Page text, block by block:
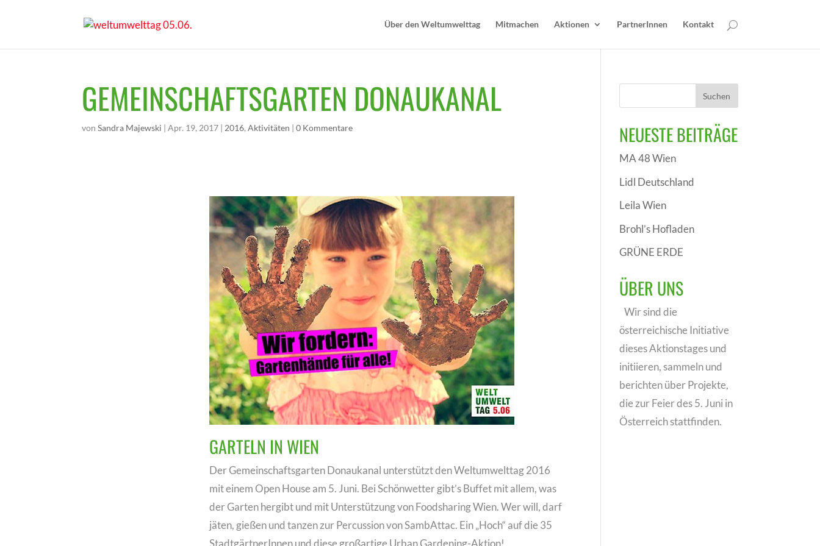
Über den Weltumwelttag Mitmachen Aktionen PartnerInnen Kontakt
GEMEINSCHAFTSGARTEN DONAUKANAL
vonSandra Majewski |Apr. 19, 2017 | 2016,Aktivitäten |0 Kommentare
GARTELN IN WIEN
Der Gemeinschaftsgarten Donaukanal unterstützt den Weltumwelttag 2016
mit einem Open House am 5. Juni. Bei Schönwetter gibt’s Buffet mit allem, was
der Garten hergibt und mit Unterstützung von Foodsharing Wien. Wer will, darf
jäten, gießen und tanzen zur Percussion von SambAttac. Ein „Hoch“ auf die 35
StadtgärtnerInnen und diese großartige Urban Gardening-Aktion!
NEUESTE BEITRÄGE
MA 48 Wien
Lidl Deutschland
Leila Wien
Brohl’s Hofladen
GRÜNE ERDE
ÜBER UNS
Wir sind die
österreichische Initiative
dieses Aktionstages und
initiieren, sammeln und
berichten über Projekte,
die zur Feier des 5. Juni in
Österreich stattfinden.